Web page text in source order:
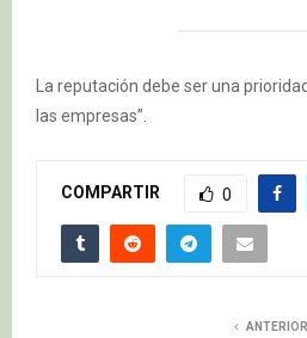
La reputación debe ser una
las empresas”.
COMPARTIR 0
ANTERIOR